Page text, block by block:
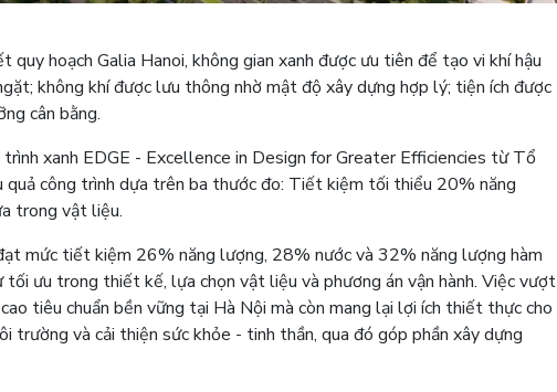
hoạch Galia Hanoi, không gian xanh được ưu tiên để tạo vi khí hậu
không khí được lưu thông nhờ mật độ xây dựng hợp lý; tiện ích được
cân bằng.
xanh EDGE - Excellence in Design for Greater Efficiencies từ Tổ
quả công trình dựa trên ba thước đo: Tiết kiệm tối thiểu 20% năng
trong vật liệu.
mức tiết kiệm 26% năng lượng, 28% nước và 32% năng lượng hàm
ưu trong thiết kế, lựa chọn vật liệu và phương án vận hành. Việc vượt
tiêu chuẩn bền vững tại Hà Nội mà còn mang lại lợi ích thiết thực cho
trường và cải thiện sức khỏe - tinh thần, qua đó góp phần xây dựng